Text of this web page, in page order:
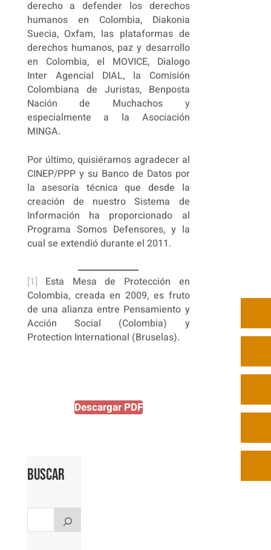
derecho a defender los derechos
humanos en Colombia, Diakonia
Suecia, Oxfam, las plataformas de
derechos humanos, paz y desarrollo
en Colombia, el MOVICE, Dialogo
Inter Agencial DIAL, la Comisión
Colombiana de Juristas, Benposta
Nación de Muchachos y
especialmente a la Asociación
MINGA.
Por último, quisiéramos agradecer al
CINEP/PPP y su Banco de Datos por
la asesoría técnica que desde la
creación de nuestro Sistema de
Información ha proporcionado al
Programa Somos Defensores, y la
cual se extendió durante el 2011.
[1] Esta Mesa de Protección en
Colombia, creada en 2009, es fruto
de una alianza entre Pensamiento y
Acción Social (Colombia) y
Protection International (Bruselas).
Descargar PDF
Buscar